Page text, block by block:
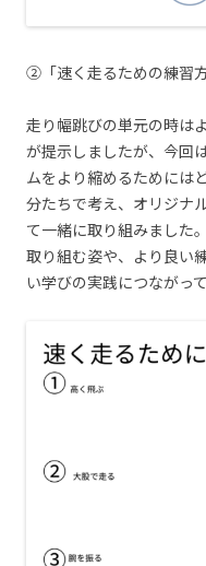
②「速く走るための練習
走り幅跳びの単元の時は
が提示しましたが、今回
ムをより縮めるためには
分たちで考え、オリジナ
て一緒に取り組みました
取り組む姿や、より良い
い学びの実践につながっ